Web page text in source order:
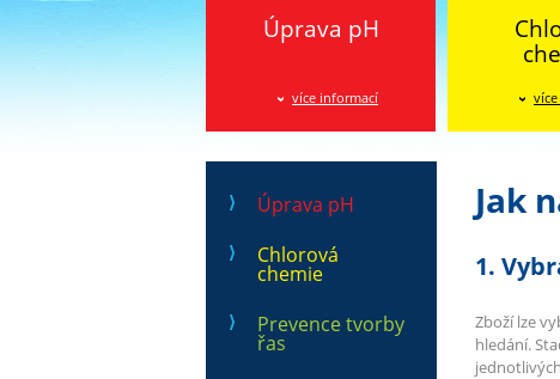
Úprava pH
více informací
Úprava pH
Chlorová
chemie
Prevence tvorby
řas
Jak
1.
Zboží lze
hledání.